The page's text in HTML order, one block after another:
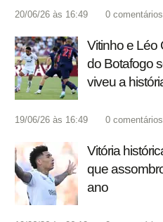
20/06/26 às 16:49 0 comentários
Vitinho e Léo
do Botafogo
viveu a
19/06/26 às 16:49 0 comentários
Vitória
que
ano